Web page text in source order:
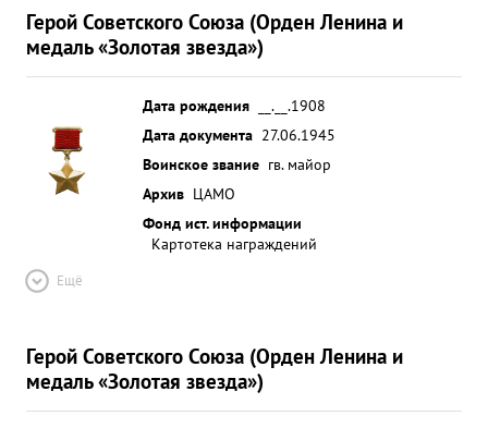
Герой Советского Союза (Орден Ленина и
медаль «Золотая звезда»)
Дата рождения
__.__.1908
Дата документа 27.06.1945
Воинское звание гв. майор
Архив ЦАМО
Фонд ист. информации
Картотека награждений
Ещё
Герой Советского Союза (Орден Ленина и
медаль «Золотая звезда»)